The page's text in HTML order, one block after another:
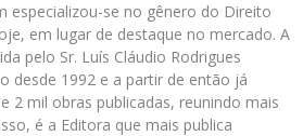
especializou-se no gênero do Direito
em lugar de destaque no mercado. A
pelo Sr. Luís Cláudio Rodrigues
desde 1992 e a partir de então já
2 mil obras publicadas, reunindo mais
é a Editora que mais publica